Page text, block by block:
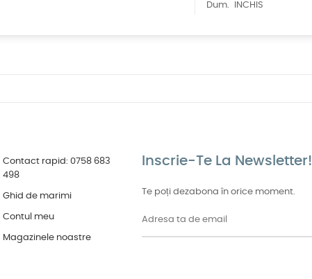
Dum.
INCHIS
Contact rapid: 0758 683
498
Ghid de marimi
Contul meu
Magazinele noastre
Inscrie-Te La Newsletter!
Te poți dezabona în orice moment.